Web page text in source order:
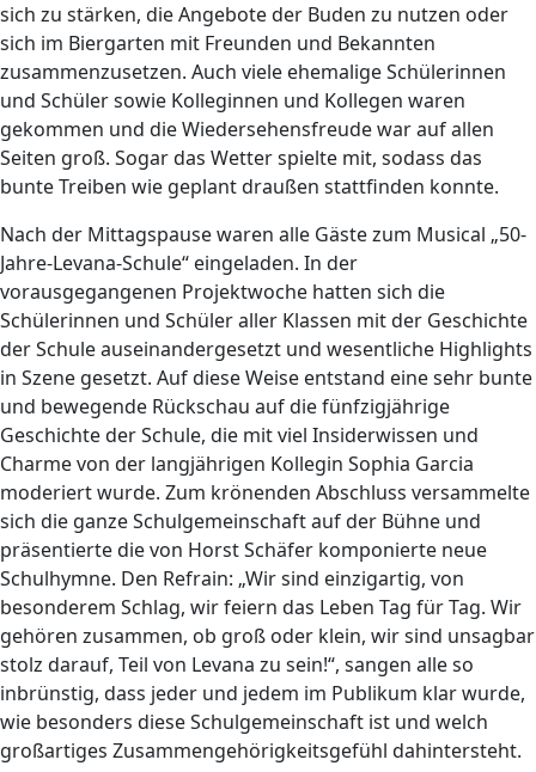
sich zu stärken, die Angebote der Buden zu nutzen oder
sich im Biergarten mit Freunden und Bekannten
zusammenzusetzen. Auch viele ehemalige Schülerinnen
und Schüler sowie Kolleginnen und Kollegen waren
gekommen und die Wiedersehensfreude war auf allen
Seiten groß. Sogar das Wetter spielte mit, sodass das
bunte Treiben wie geplant draußen stattfinden konnte.
Nach der Mittagspause waren alle Gäste zum Musical „50-
Jahre-Levana-Schule“ eingeladen. In der
vorausgegangenen Projektwoche hatten sich die
Schülerinnen und Schüler aller Klassen mit der Geschichte
der Schule auseinandergesetzt und wesentliche Highlights
in Szene gesetzt. Auf diese Weise entstand eine sehr bunte
und bewegende Rückschau auf die fünfzigjährige
Geschichte der Schule, die mit viel Insiderwissen und
Charme von der langjährigen Kollegin Sophia Garcia
moderiert wurde. Zum krönenden Abschluss versammelte
sich die ganze Schulgemeinschaft auf der Bühne und
präsentierte die von Horst Schäfer komponierte neue
Schulhymne. Den Refrain: „Wir sind einzigartig, von
besonderem Schlag, wir feiern das Leben Tag für Tag. Wir
gehören zusammen, ob groß oder klein, wir sind unsagbar
stolz darauf, Teil von Levana zu sein!“, sangen alle so
inbrünstig, dass jeder und jedem im Publikum klar wurde,
wie besonders diese Schulgemeinschaft ist und welch
großartiges Zusammengehörigkeitsgefühl dahintersteht.